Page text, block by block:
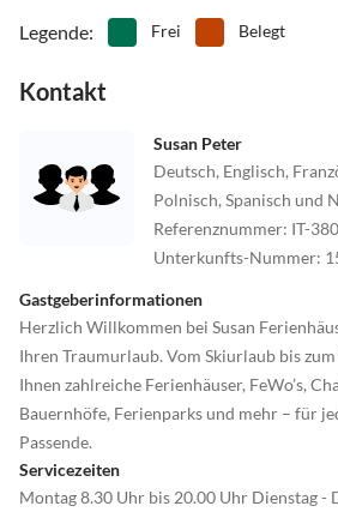
Legende: Frei Belegt
Kontakt
Susan Peter
Deutsch, Englisch,
Polnisch, Spanisch und
Referenznummer: IT-
Unterkunfts-Nummer:
Gastgeberinformationen
Herzlich Willkommen bei Susan
Ihren Traumurlaub. Vom Skiurlaub bis
Ihnen zahlreiche Ferienhäuser, FeWo’s,
Bauernhöfe, Ferienparks und mehr – für
Passende.
Servicezeiten
Montag 8.30 Uhr bis 20.00 Uhr Dienstag -